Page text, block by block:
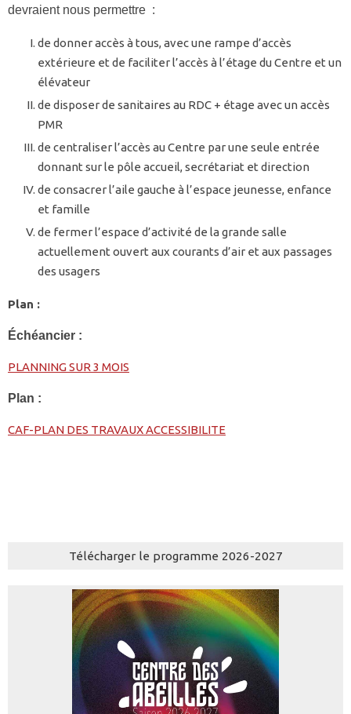
devraient nous permettre :
de donner accès à tous, avec une rampe d’accès
extérieure et de faciliter l’accès à l’étage du Centre et un
élévateur
de disposer de sanitaires au RDC + étage avec un accès
PMR
de centraliser l’accès au Centre par une seule entrée
donnant sur le pôle accueil, secrétariat et direction
de consacrer l’aile gauche à l’espace jeunesse, enfance
et famille
de fermer l’espace d’activité de la grande salle
actuellement ouvert aux courants d’air et aux passages
des usagers
Plan :
Échéancier :
PLANNING SUR 3 MOIS
Plan :
CAF-PLAN DES TRAVAUX ACCESSIBILITE
Télécharger le programme 2026-2027